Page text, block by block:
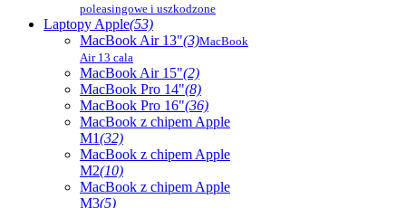
poleasingowe i uszkodzone
Laptopy Apple(53)
MacBook Air 13"(3)MacBook
Air 13 cala
MacBook Air 15"(2)
MacBook Pro 14"(8)
MacBook Pro 16"(36)
MacBook z chipem Apple
M1(32)
MacBook z chipem Apple
M2(10)
MacBook z chipem Apple
M3(5)